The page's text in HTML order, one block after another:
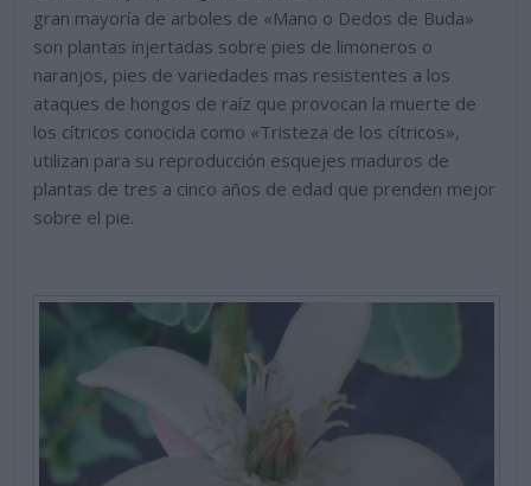
gran mayoría de arboles de «Mano o Dedos de Buda»
son plantas injertadas sobre pies de limoneros o
naranjos, pies de variedades mas resistentes a los
ataques de hongos de raíz que provocan la muerte de
los cítricos conocida como «Tristeza de los cítricos»,
utilizan para su reproducción esquejes maduros de
plantas de tres a cinco años de edad que prenden mejor
sobre el pie.